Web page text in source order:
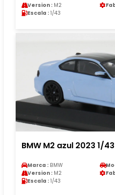
Version : M2
Escala : 1/43
BMW M2 azul 2023 1/
Marca : BMW
Version : M2
Escala : 1/43